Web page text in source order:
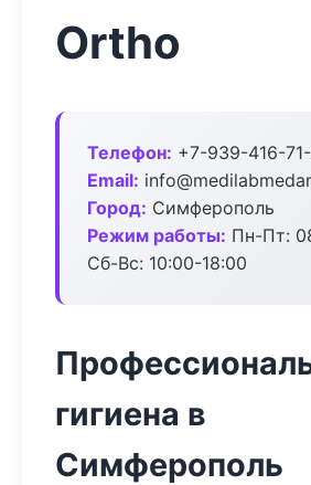
Ortho
Телефон: +7-939-416-
Email:
Город: Симферополь
Режим работы: Пн-Пт:
Сб-Вс: 10:00-18:00
гигиена в
Симферополь